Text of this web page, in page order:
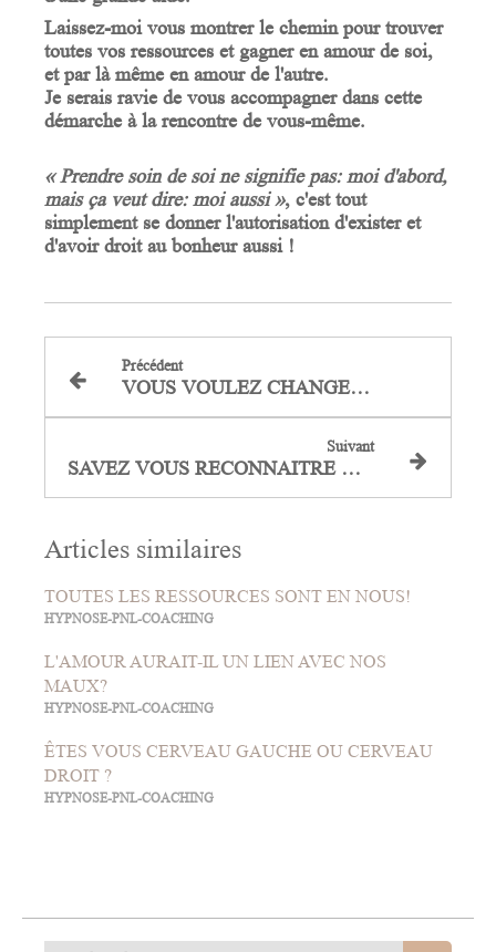
Laissez-moi vous montrer le chemin pour trouver
toutes vos ressources et gagner en amour de soi,
et par là même en amour de l'autre.
Je serais ravie de vous accompagner dans cette
démarche à la rencontre de vous-même.
« Prendre soin de soi ne signifie pas: moi d'abord,
mais ça veut dire: moi aussi», c'est tout
simplement se donner l'autorisation d'existeret
d'avoir droit au bonheur aussi!
Précédent
VOUS VOULEZ CHANGER DE VIE ET VOUS NE SAVEZ PAS COMMENT FAIRE ?
Suivant
SAVEZ VOUS RECONNAITRE VOTRE INTUITION ?
Articles similaires
TOUTES LES RESSOURCES SONT EN NOUS!
HYPNOSE-PNL-COACHING
L'AMOUR AURAIT-IL UN LIEN AVEC NOS
MAUX?
HYPNOSE-PNL-COACHING
ÊTES VOUS CERVEAU GAUCHE OU CERVEAU
DROIT ?
HYPNOSE-PNL-COACHING